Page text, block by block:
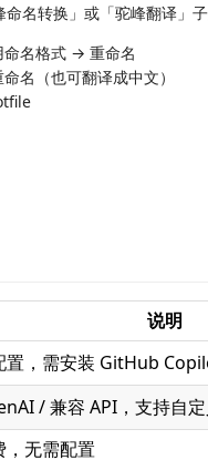
名转换」或「驼峰翻译」
名格式 → 重命名
名（也可翻译成中文）
说明
置，需安装 GitHub
/ 兼容 API，支持自
，无需配置